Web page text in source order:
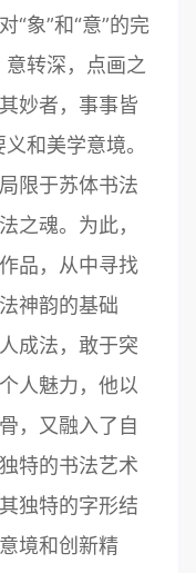
“象”和“意”的完
转深，点画之
妙者，事事皆
和美学意境。
限于苏体书法
之魂。为此，
品，从中寻找
神韵的基础
成法，敢于突
人魅力，他以
，又融入了自
特的书法艺术
独特的字形结
境和创新精